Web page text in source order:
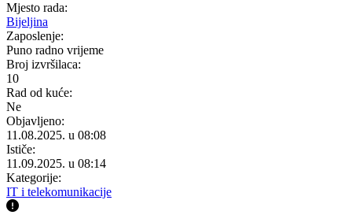
Mjesto rada:
Bijeljina
Zaposlenje:
Puno radno vrijeme
Broj izvršilaca:
10
Rad od kuće:
Ne
Objavljeno:
11.08.2025. u 08:08
Ističe:
11.09.2025. u 08:14
Kategorije:
IT i telekomunikacije